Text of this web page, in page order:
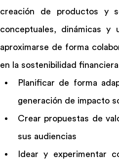
creación de productos y
conceptuales, dinámicas y
aproximarse de forma
en la sostenibilidad
Planificar de forma
generación de impacto
Crear propuestas de
sus audiencias
Idear y experimentar